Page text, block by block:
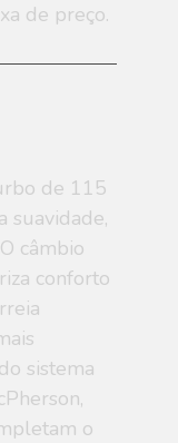
de preço.
de 115
suavidade,
câmbio
conforto
sistema
o